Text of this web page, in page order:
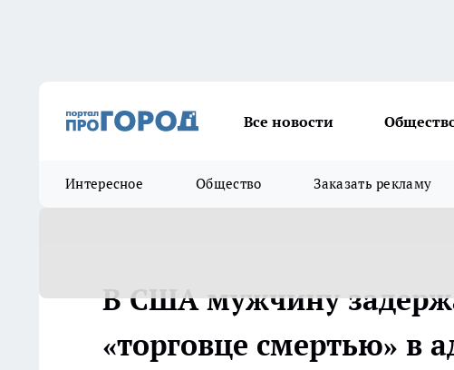
Все новости
Интересное Общество Заказать рекламу
В США мужчину
«торговце смертью» в